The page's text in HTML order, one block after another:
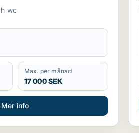
wc
Max. per månad
17 000 SEK
Mer info